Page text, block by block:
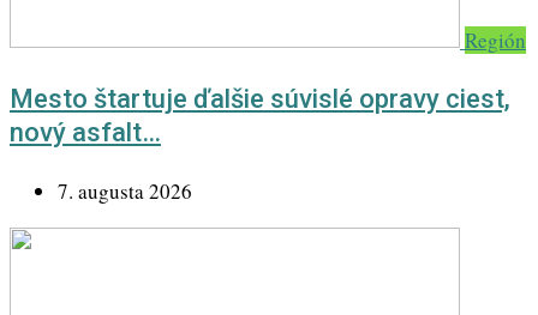
Región
Mesto štartuje ďalšie súvislé opravy ciest,
nový asfalt…
7. augusta 2026